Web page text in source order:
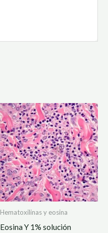
Hematoxilinas y eosina
Eosina Y 1% solución